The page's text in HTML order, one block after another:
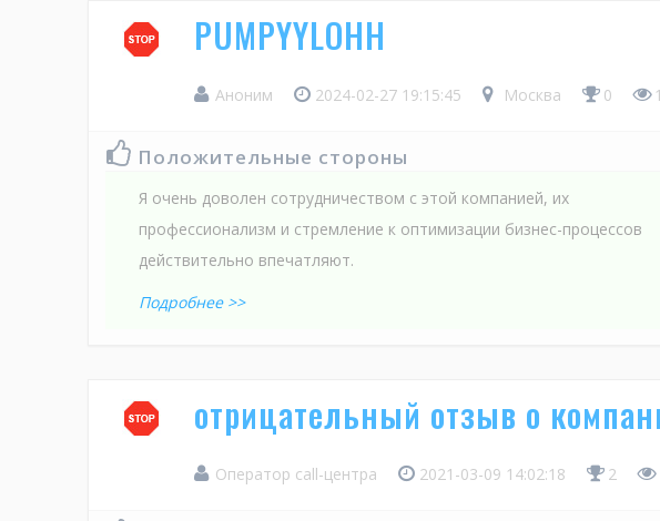
PUMPYYLOHH
Аноним 2024-02-27 19:15:45 Москва 0
Положительные стороны
Я очень доволен сотрудничеством с этой компанией, их
профессионализм и стремление к оптимизации бизнес-процессов
действительно впечатляют.
Подробнее >>
отрицательный отзыв о
Оператор call-центра 2021-03-09 14:02:18 2